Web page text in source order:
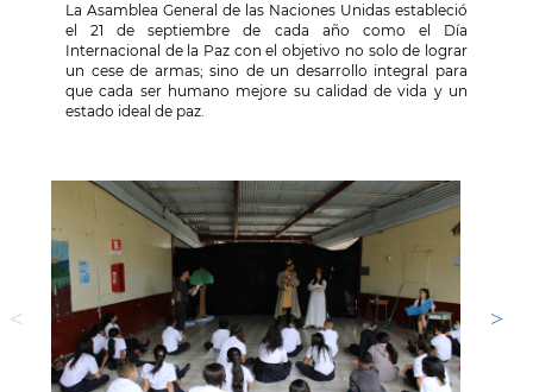
La Asamblea General de las Naciones Unidas estableció
el 21 de septiembre de cada año como el Día
Internacional de la Paz con el objetivo no solo de lograr
un cese de armas; sino de un desarrollo integral para
que cada ser humano mejore su calidad de vida y un
estado ideal de paz.